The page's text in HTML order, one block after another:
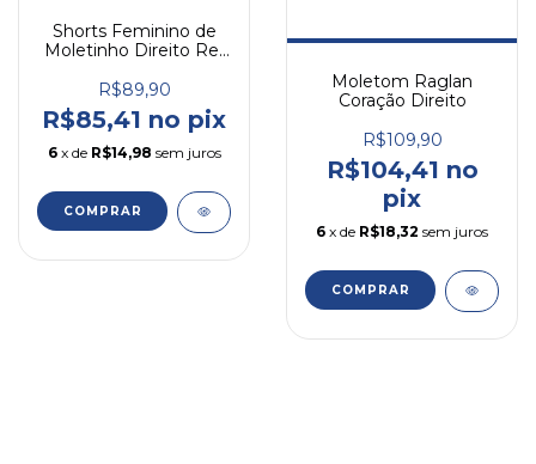
Shorts Feminino de
Moletinho Direito Ref
R$89,90
R$85,41 no pix
6 x de R$14,98 sem juros
COMPRAR
Moletom Raglan
Coração Direito
R$109,90
R$104,41 no
pix
6 x de R$18,32 sem juros
COMPRAR